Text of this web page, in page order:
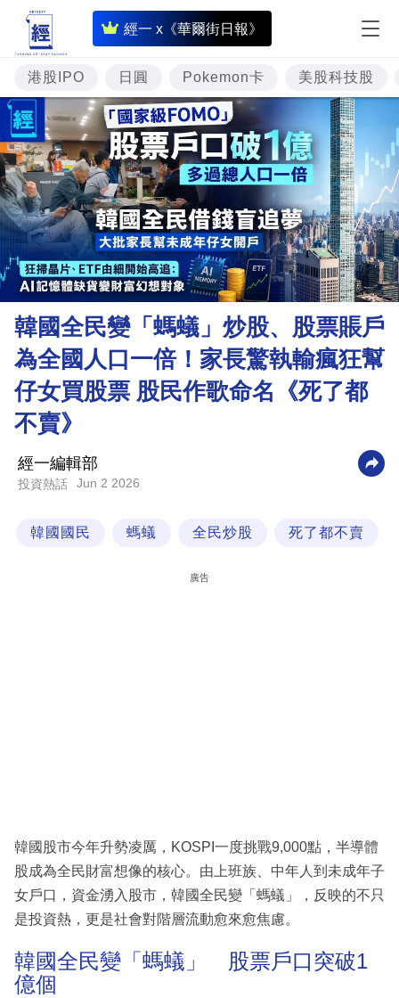
經一 x《華爾街日報》
即
時
財
經
專
題
投
資
樓
市
理
財
商
業
職
港股IPO 日圓 Pokemon卡 美股科技股
韓國全民變「螞蟻」炒股、股票賬戶
為全國人口一倍！家長驚執輸瘋狂幫
仔女買股票 股民作歌命名《死了都
不賣》
經一編輯部
投資熱話 Jun 2 2026
韓國國民 螞蟻 全民炒股 死了都不賣
廣告
韓國股市今年升勢凌厲，KOSPI一度挑戰9,000點，半導體
股成為全民財富想像的核心。由上班族、中年人到未成年子
女戶口，資金湧入股市，韓國全民變「螞蟻」，反映的不只
是投資熱，更是社會對階層流動愈來愈焦慮。
韓國全民變「螞蟻」 股票戶口突破1
億個